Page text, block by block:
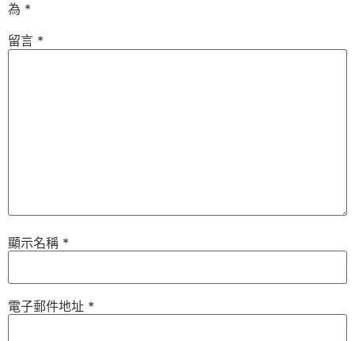
為 *
留言 *
顯示名稱 *
電子郵件地址 *